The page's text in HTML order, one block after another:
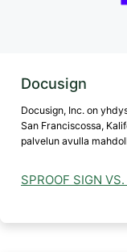
Docusign
Docusign, Inc. on
San Franciscossa,
palvelun avulla
SPROOF SIGN